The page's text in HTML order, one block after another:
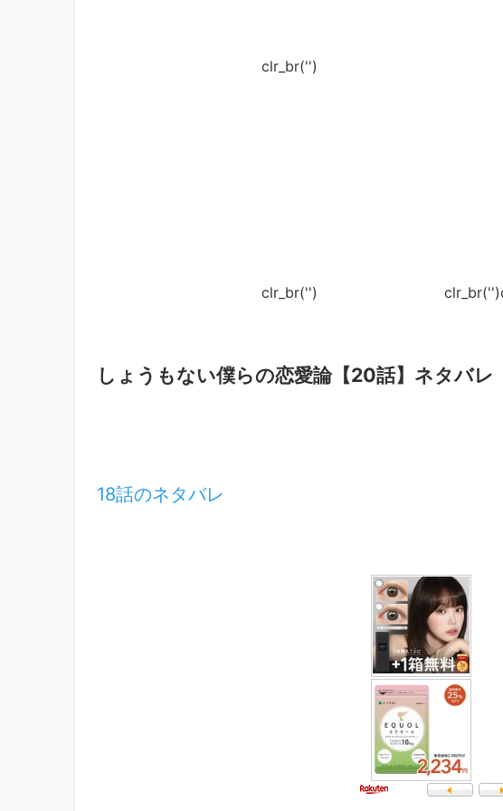
clr_br('')
clr_br('') clr_br('
しょうもない僕らの恋愛論【20話】ネタバレ
18話のネタバレ